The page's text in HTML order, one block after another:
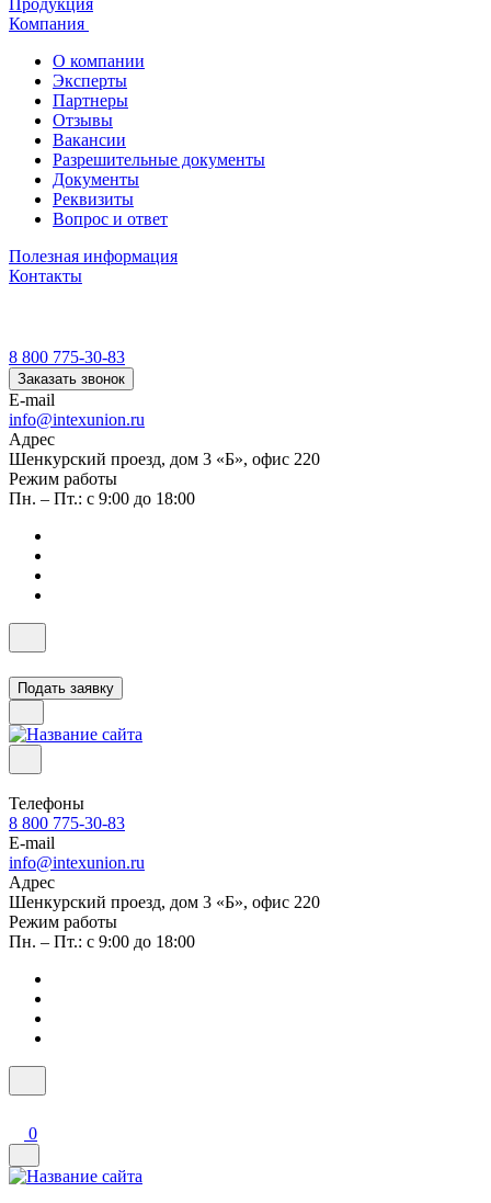
Продукция
Компания
О компании
Эксперты
Партнеры
Отзывы
Вакансии
Разрешительные документы
Документы
Реквизиты
Вопрос и ответ
Полезная информация
Контакты
8 800 775-30-83
Заказать звонок
E-mail
info@intexunion.ru
Адрес
Шенкурский проезд, дом 3 «Б», офис 220
Режим работы
Пн. – Пт.: с 9:00 до 18:00
Подать заявку
Телефоны
8 800 775-30-83
E-mail
info@intexunion.ru
Адрес
Шенкурский проезд, дом 3 «Б», офис 220
Режим работы
Пн. – Пт.: с 9:00 до 18:00
0